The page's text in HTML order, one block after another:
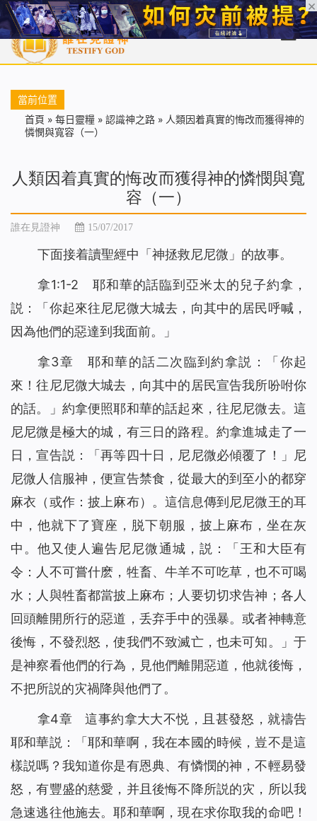
首頁 每日靈糧 天國福音 基督徒見證 信仰解答 聖經
當前位置
首頁 » 每日靈糧 » 認識神之路 » 人類因着真實的悔改而獲得神的
憐憫與寬容（一）
人類因着真實的悔改而獲得神的憐憫與寬
容（一）
誰在見證神 15/07/2017
下面接着讀聖經中「神拯救尼尼微」的故事。
拿1:1-2 耶和華的話臨到亞米太的兒子約拿，
説：「你起來往尼尼微大城去，向其中的居民呼喊，
因為他們的惡達到我面前。」
拿3章 耶和華的話二次臨到約拿説：「你起
來！往尼尼微大城去，向其中的居民宣告我所吩咐你
的話。」約拿便照耶和華的話起來，往尼尼微去。這
尼尼微是極大的城，有三日的路程。約拿進城走了一
日，宣告説：「再等四十日，尼尼微必傾覆了！」尼
尼微人信服神，便宣告禁食，從最大的到至小的都穿
麻衣（或作：披上麻布）。這信息傳到尼尼微王的耳
中，他就下了寶座，脱下朝服，披上麻布，坐在灰
中。他又使人遍告尼尼微通城，説：「王和大臣有
令：人不可嘗什麽，牲畜、牛羊不可吃草，也不可喝
水；人與牲畜都當披上麻布；人要切切求告神；各人
回頭離開所行的惡道，丢弃手中的强暴。或者神轉意
後悔，不發烈怒，使我們不致滅亡，也未可知。」于
是神察看他們的行為，見他們離開惡道，他就後悔，
不把所説的灾禍降與他們了。
拿4章 這事約拿大大不悦，且甚發怒，就禱告
耶和華説：「耶和華啊，我在本國的時候，豈不是這
樣説嗎？我知道你是有恩典、有憐憫的神，不輕易發
怒，有豐盛的慈愛，并且後悔不降所説的灾，所以我
急速逃往他施去。耶和華啊，現在求你取我的命吧！